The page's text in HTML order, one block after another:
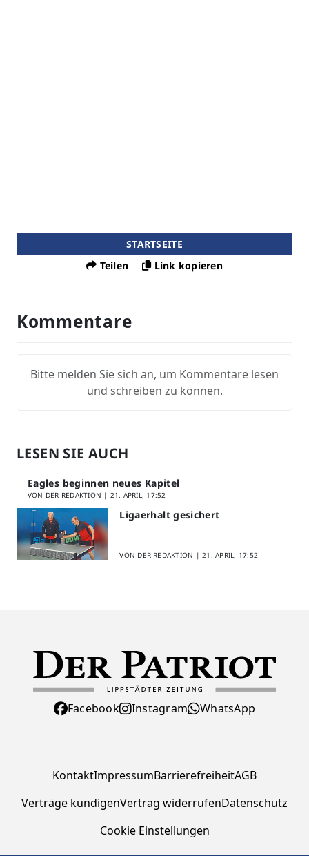
STARTSEITE
Teilen
Link kopieren
Kommentare
Bitte melden Sie sich an, um Kommentare lesen
und schreiben zu können.
LESEN SIE AUCH
Eagles beginnen neues Kapitel
VON DER REDAKTION | 21. APRIL, 17:52
Ligaerhalt gesichert
VON DER REDAKTION |21. APRIL, 17:52
Facebook Instagram WhatsApp
KontaktImpressumBarrierefreiheitAGB
Verträge kündigenVertrag widerrufenDatenschutz
Cookie Einstellungen